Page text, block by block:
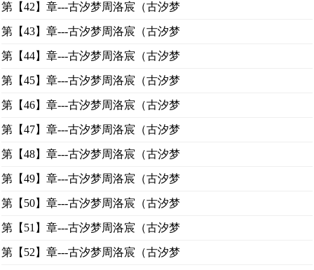
第【42】章---古汐梦周洛宸（古汐梦
第【43】章---古汐梦周洛宸（古汐梦
第【44】章---古汐梦周洛宸（古汐梦
第【45】章---古汐梦周洛宸（古汐梦
第【46】章---古汐梦周洛宸（古汐梦
第【47】章---古汐梦周洛宸（古汐梦
第【48】章---古汐梦周洛宸（古汐梦
第【49】章---古汐梦周洛宸（古汐梦
第【50】章---古汐梦周洛宸（古汐梦
第【51】章---古汐梦周洛宸（古汐梦
第【52】章---古汐梦周洛宸（古汐梦